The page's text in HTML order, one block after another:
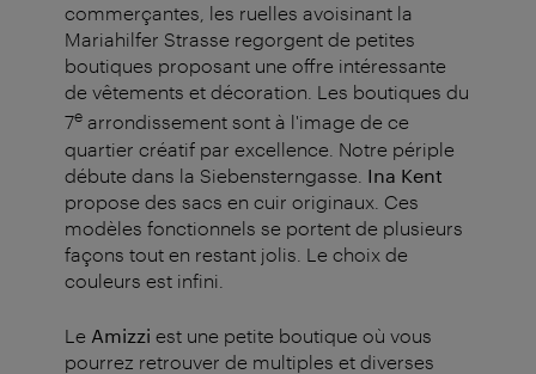
commerçantes, les ruelles avoisinant la
Mariahilfer Strasse regorgent de petites
boutiques proposant une offre intéressante
de vêtements et décoration. Les boutiques du
7e arrondissement sont à l'image de ce
quartier créatif par excellence. Notre périple
débute dans la Siebensterngasse. Ina Kent
propose des sacs en cuir originaux. Ces
modèles fonctionnels se portent de plusieurs
façons tout en restant jolis. Le choix de
couleurs est infini.
Le Amizzi est une petite boutique où vous
pourrez retrouver de multiples et diverses